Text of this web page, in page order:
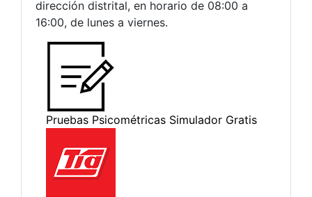
dirección distrital, en horario de 08:00 a
16:00, de lunes a viernes.